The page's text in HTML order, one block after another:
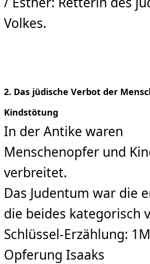
Volkes.
2. Das jüdische Verbot der
Kindstötung
In der Antike waren
Menschenopfer und
verbreitet.
Das Judentum war die
die beides kategorisch
Schlüssel-Erzählung:
Opferung Isaaks